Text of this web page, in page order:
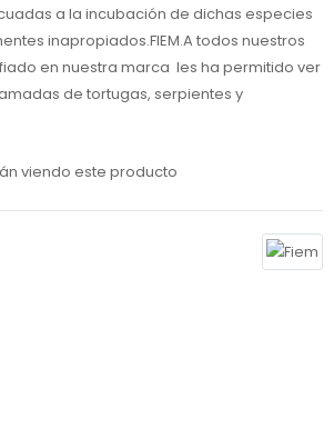
a la incubación de dichas especies
inapropiados.FIEM.A todos nuestros
en nuestra marca les ha permitido ver
de tortugas, serpientes y
viendo este producto